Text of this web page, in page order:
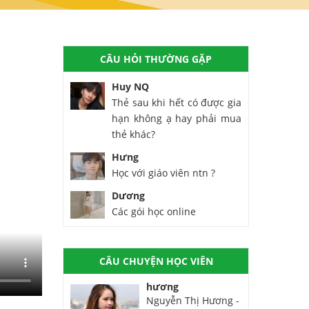
CÂU HỎI THƯỜNG GẶP
Huy NQ
Thẻ sau khi hết có được gia
hạn không ạ hay phải mua
thẻ khác?
Hưng
Học với giáo viên ntn ?
Dương
Các gói học online
CÂU CHUYỆN HỌC VIÊN
hương
Nguyễn Thị Hương -